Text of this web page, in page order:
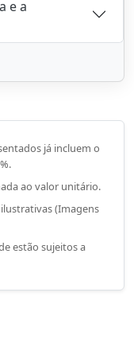
e a
já incluem o
ao valor unitário.
(Imagens
estão sujeitos a